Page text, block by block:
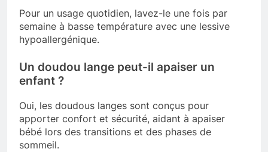
Pour un usage quotidien, lavez-le une fois par
semaine à basse température avec une lessive
hypoallergénique.
Un doudou lange peut-il apaiser un
enfant ?
Oui, les doudous langes sont conçus pour
apporter confort et sécurité, aidant à apaiser
bébé lors des transitions et des phases de
sommeil.